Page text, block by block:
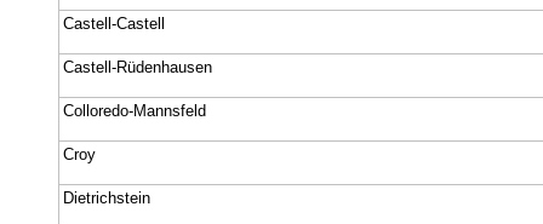
Castell-Castell
Castell-Rüdenhausen
Colloredo-Mannsfeld
Croy
Dietrichstein